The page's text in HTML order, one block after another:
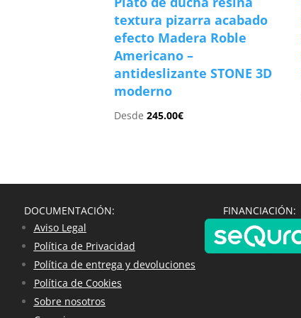
textura pizarra acabado
efecto Madera Roble
Americano –
antideslizante STONE 3D
moderno
Desde245.00€
DOCUMENTACIÓN:
Aviso Legal
Política de Privacidad
Política de entrega y devoluciones
Política de Cookies
Sobre nosotros
FINANCIACIÓN: